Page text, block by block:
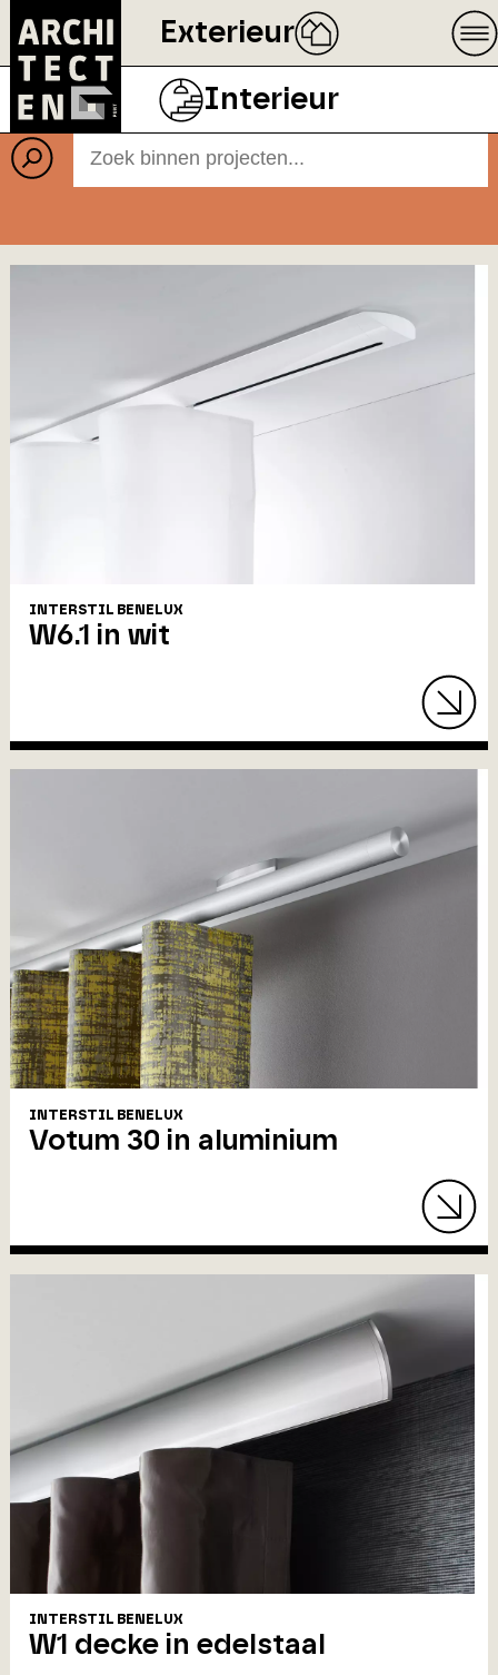
Exterieur
Interieur
Projecten
BEELD ECOPHON
INTERSTIL BENELUX
W6.1 in wit
INTERSTIL BENELUX
Votum 30 in aluminium
INTERSTIL BENELUX
W1 decke in edelstaal